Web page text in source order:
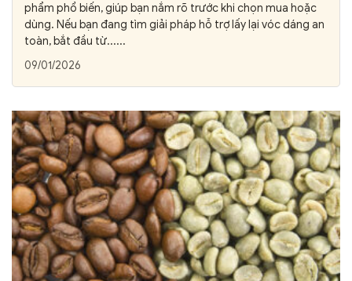
phẩm phổ biến, giúp bạn nắm rõ trước khi chọn mua hoặc
dùng. Nếu bạn đang tìm giải pháp hỗ trợ lấy lại vóc dáng an
toàn, bắt đầu từ......
09/01/2026